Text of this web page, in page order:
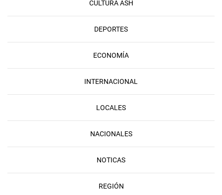
CULTURA ASH
DEPORTES
ECONOMÍA
INTERNACIONAL
LOCALES
NACIONALES
NOTICAS
REGIÓN